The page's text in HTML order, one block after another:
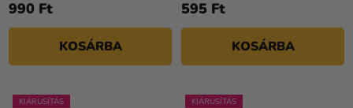
990 Ft
KOSÁRBA
595 Ft
KOSÁRBA
KIÁRUSÍTÁS KIÁRUSÍTÁS